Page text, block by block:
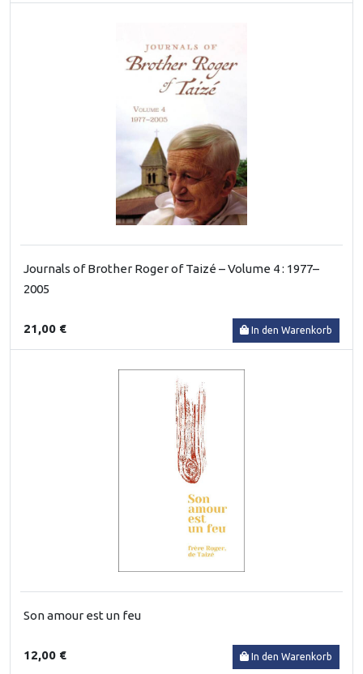
Journals of Brother Roger of Taizé – Volume 4 : 1977–
2005
21,00 € In den Warenkorb
Son amour est un feu
12,00 € In den Warenkorb